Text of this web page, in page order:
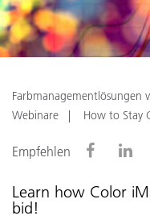
Farbmanagementlösungen
Webinare
How to Stay
Empfehlen
Learn how Color
bid!